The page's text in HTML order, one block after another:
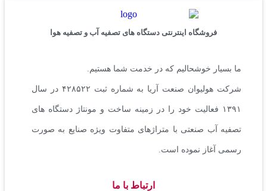
فروشگاه اینترنتی دستگاه های تصفیه آب و تصفیه هوا
ما بسیار خوشحالیم که در خدمت شما هستیم.
شرکت هولیوان صنعت آریا به شماره ثبت ۴۲۸۵۲۲ در سال
۱۳۹۱ فعالیت خود را در زمینه ساخت و مونتاژ دستگاه های
تصفیه آب صنعتی با متراژهای متفاوت ویژه صنایع به صورت
رسمی آغاز نموده است.
ارتباط با ما